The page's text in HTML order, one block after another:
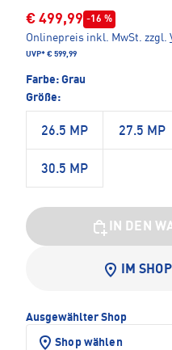
€ 499,99 -16 %
Onlinepreis inkl. MwSt. zzgl.
UVP* € 599,99
Farbe: Grau
Größe:
26.5 MP 27.5 MP
30.5 MP
IN DEN
IM
Ausgewählter Shop
Shop wählen